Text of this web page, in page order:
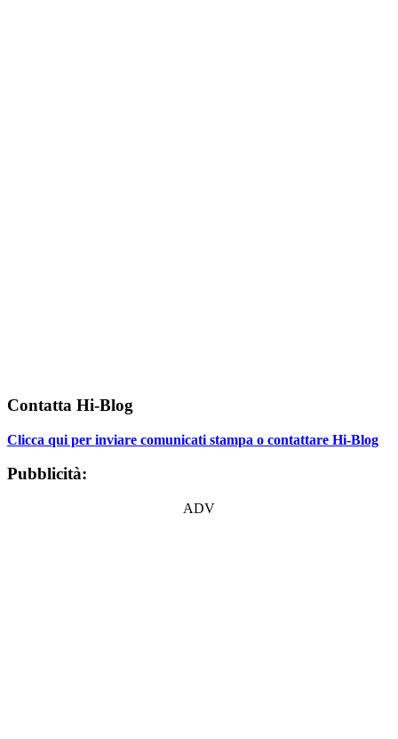
Contatta Hi-Blog
Clicca qui per inviare comunicati stampa o contattare Hi-Blog
Pubblicità:
ADV